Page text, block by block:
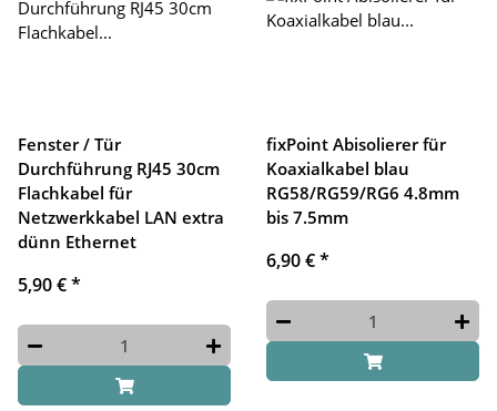
Fenster / Tür
Durchführung RJ45 30cm
Flachkabel für
Netzwerkkabel LAN extra
dünn Ethernet
5,90 €*
fixPoint Abisolierer für
Koaxialkabel blau
RG58/RG59/RG6 4.8mm
bis 7.5mm
6,90 €*